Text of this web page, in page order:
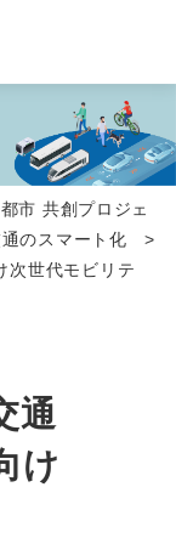
市 共創プロジェ
のスマート化
>
次世代モビリテ
通
け